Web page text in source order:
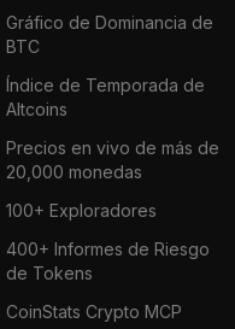
Gráfico de Dominancia de
BTC
Índice de Temporada de
Altcoins
Precios en vivo de más de
20,000 monedas
100+ Exploradores
400+ Informes de Riesgo
de Tokens
CoinStats Crypto MCP